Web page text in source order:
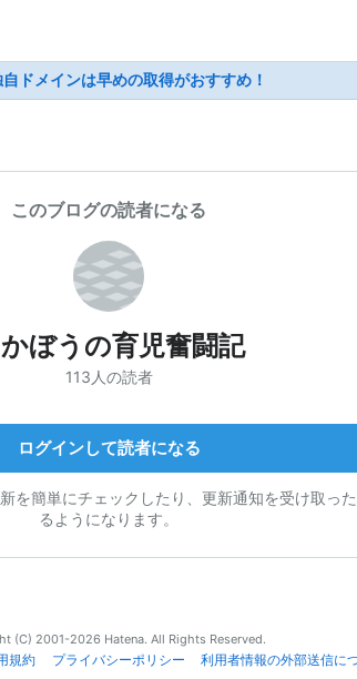
ドメインは早めの取得がおすすめ！
このブログの読者になる
ぼうの育児奮闘記
113人の読者
ログインして読者になる
を簡単にチェックしたり、更新通知を受け取っ
るようになります。
(C) 2001-2026 Hatena. All Rights Reserved.
規約 プライバシーポリシー 利用者情報の外部送信に